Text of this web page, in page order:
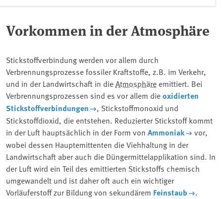
Vorkommen in der Atmosphäre
Stickstoffverbindung werden vor allem durch
Verbrennungsprozesse fossiler Kraftstoffe, z.B. im Verkehr,
und in der Landwirtschaft in dieAtmosphäre emittiert. Bei
Verbrennungsprozessen sind es vor allem dieoxidierten
Stickstoffverbindungen
, Stickstoffmonoxid und
Stickstoffdioxid, die entstehen. Reduzierter Stickstoff kommt
in der Luft hauptsächlich in der Form von Ammoniak
vor,
wobei dessen Hauptemittenten die Viehhaltung in der
Landwirtschaft aber auch die Düngermittelapplikation sind. In
der Luft wird ein Teil des emittierten Stickstoffs chemisch
umgewandelt und ist daher oft auch ein wichtiger
Vorläuferstoff zur Bildung von sekundärem Feinstaub .